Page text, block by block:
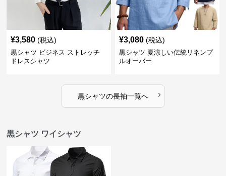
¥3,580 (税込)
黒シャツ ビジネス ストレッチ
ドレスシャツ
¥3,080 (税込)
黒シャツ 夏涼しい伝統リネンプ
ルオーバー
黒シャツの長袖一覧へ ›
黒シャツ ワイシャツ